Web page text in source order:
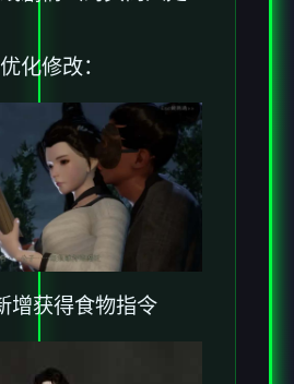
化修改：
增获得食物指令